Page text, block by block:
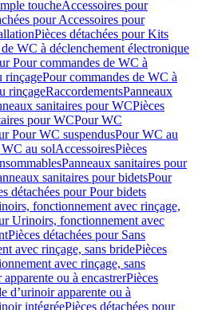
toucheAccessoires pour
pour Accessoires pour
Pièces détachées pour Kits
WC à déclenchement électronique
Pour commandes de WC à
rinçagePour commandes de WC à
rinçageRaccordementsPanneaux
sanitaires pour WCPièces
pour WCPour WC
Pour WC suspendusPour WC au
WC au solAccessoiresPièces
Panneaux sanitaires pour
sanitaires pour bidetsPour
détachées pour Pour bidets
fonctionnement avec rinçage,
Urinoirs, fonctionnement avec
Pièces détachées pour Sans
avec rinçage, sans bridePièces
avec rinçage, sans
ou à encastrerPièces
d’urinoir apparente ou à
intégréePièces détachées pour